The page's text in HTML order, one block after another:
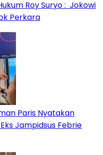
Roy Suryo : Jokowi
Perkara
Paris Nyatakan
Jampidsus Febrie